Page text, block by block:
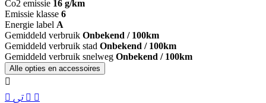
Co2 emissie 16 g/km
Emissie klasse 6
Energie label A
Gemiddeld verbruik Onbekend / 100km
Gemiddeld verbruik stad Onbekend / 100km
Gemiddeld verbruik snelweg Onbekend / 100km
Alle opties en accessoires